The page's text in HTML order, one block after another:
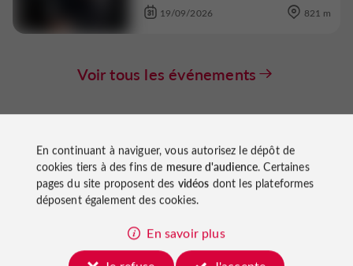
19/09/2026 821 m
Voir tous les événements
À découvrir
aux
En continuant à naviguer, vous autorisez le dépôt de
cookies tiers à des fins de mesure d'audience. Certaines
pages du site proposent des vidéos dont les plateformes
déposent également des cookies.
En savoir plus